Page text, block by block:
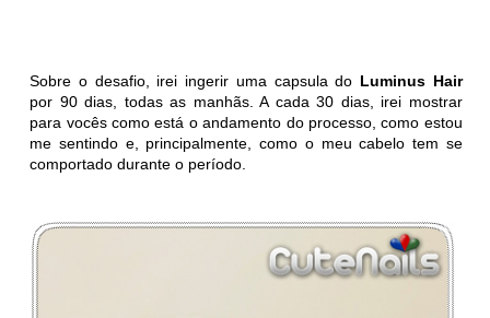
Sobre o desafio, irei ingerir uma capsula do Luminus Hair
por 90 dias, todas as manhãs. A cada 30 dias, irei mostrar
para vocês como está o andamento do processo, como estou
me sentindo e, principalmente, como o meu cabelo tem se
comportado durante o período.